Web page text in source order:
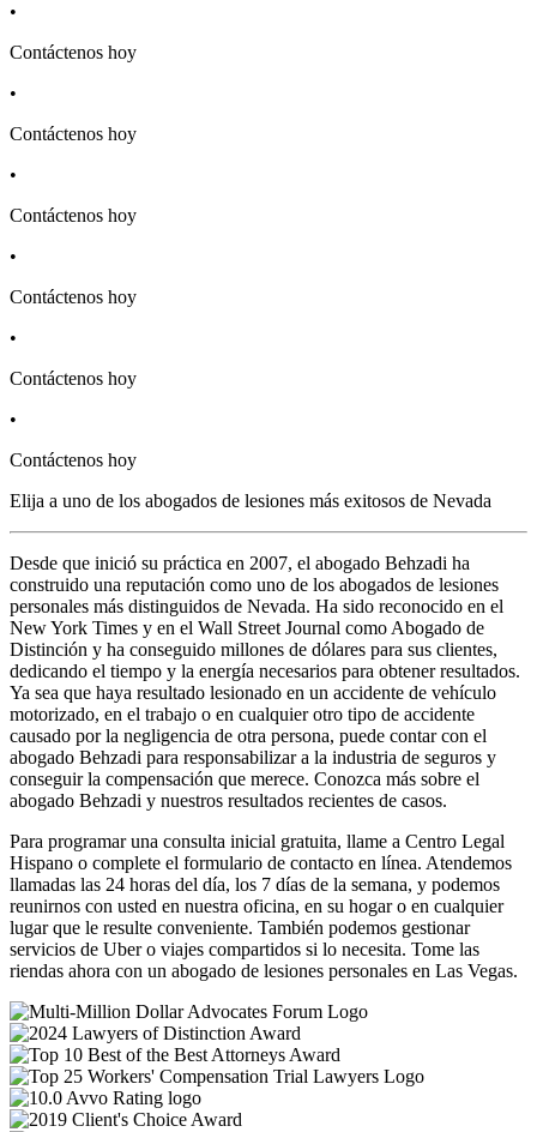
•
Contáctenos hoy
•
Contáctenos hoy
•
Contáctenos hoy
•
Contáctenos hoy
•
Contáctenos hoy
•
Contáctenos hoy
Elija a uno de los abogados de lesiones más exitosos de Nevada
Desde que inició su práctica en 2007, el abogado Behzadi ha
construido una reputación como uno de los abogados de lesiones
personales más distinguidos de Nevada. Ha sido reconocido en el
New York Times y en el Wall Street Journal como Abogado de
Distinción y ha conseguido millones de dólares para sus clientes,
dedicando el tiempo y la energía necesarios para obtener resultados.
Ya sea que haya resultado lesionado en un accidente de vehículo
motorizado, en el trabajo o en cualquier otro tipo de accidente
causado por la negligencia de otra persona, puede contar con el
abogado Behzadi para responsabilizar a la industria de seguros y
conseguir la compensación que merece. Conozca más sobre el
abogado Behzadi y nuestros resultados recientes de casos.
Para programar una consulta inicial gratuita, llame a Centro Legal
Hispano o complete el formulario de contacto en línea. Atendemos
llamadas las 24 horas del día, los 7 días de la semana, y podemos
reunirnos con usted en nuestra oficina, en su hogar o en cualquier
lugar que le resulte conveniente. También podemos gestionar
servicios de Uber o viajes compartidos si lo necesita. Tome las
riendas ahora con un abogado de lesiones personales en Las Vegas.